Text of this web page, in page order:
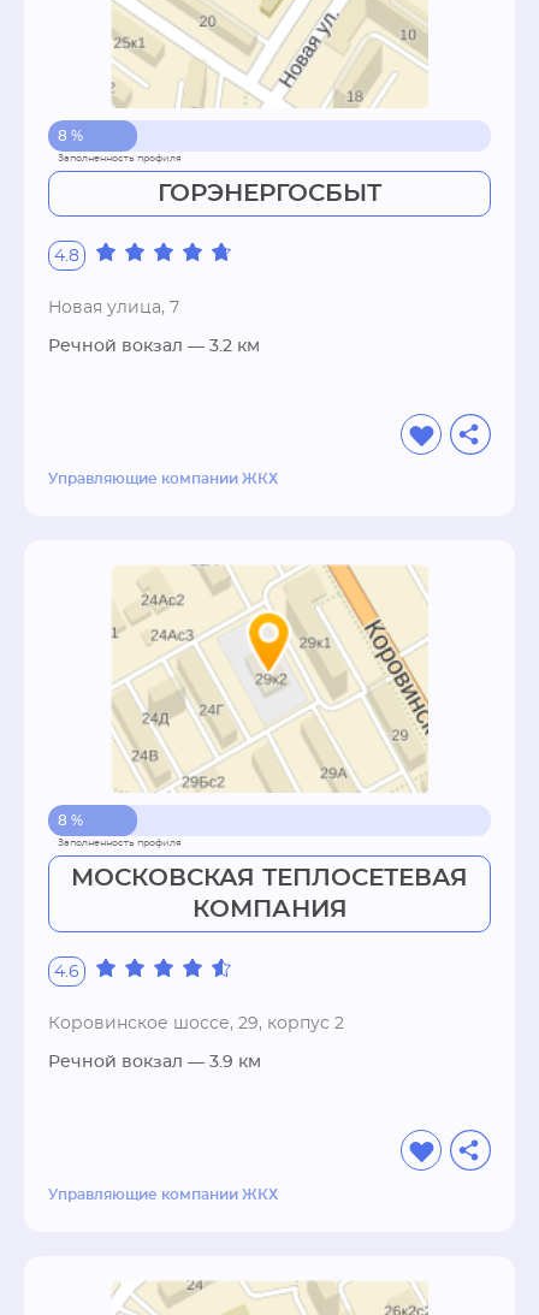
8 %
ГОРЭНЕРГОСБЫТ
4.8
Новая улица, 7
Речной вокзал — 3.2 км
Управляющие компании ЖКХ
8 %
МОСКОВСКАЯ ТЕПЛОСЕТЕВАЯ
КОМПАНИЯ
4.6
Коровинское шоссе, 29, корпус 2
Речной вокзал — 3.9 км
Управляющие компании ЖКХ